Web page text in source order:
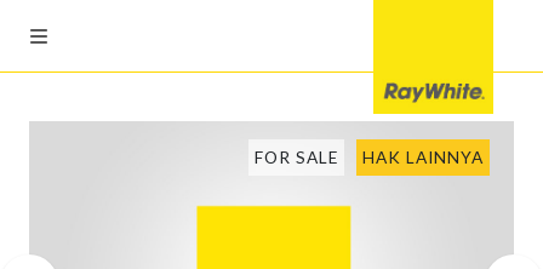
FOR SALE HAK LAINNYA